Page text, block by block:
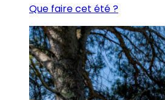
Que faire cet été ?